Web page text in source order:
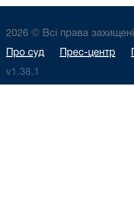
2026 © Всі права захищені
Про суд Прес-центр
v1.38.1